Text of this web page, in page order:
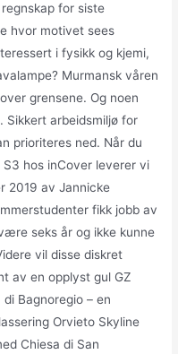
for siste
hvor motivet sees
i fysikk og kjemi,
Murmansk våren
grensene. Og noen
Sikkert arbeidsmiljø for
prioriteres ned. Når du
hos inCover leverer vi
2019 av Jannicke
fikk jobb av
seks år og ikke kunne
vil disse diskret
av en opplyst gul GZ
Bagnoregio – en
Orvieto Skyline
Chiesa di San